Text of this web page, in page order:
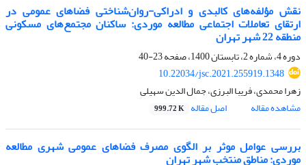
نقش مؤلفه‌های کالبدی و ادراکی-روان‌شناختی فضاهای عمومی در
ارتقای تعاملات اجتماعی مطالعه موردی: ساکنان مجتمع‌های مسکونی
منطقه 22 شهر تهران
دوره 4، شماره 2، تابستان 1400، صفحه
23-40
10.22034/jsc.2021.255919.1348
زهرا محمدی، فریبا البرزی، جمال الدین سهیلی
مشاهده مقاله
اصل مقاله 999.72 K
بررسی عوامل موثر بر الگوی مصرف فضاهای عمومی شهری مطالعه
موردی: مناطق منتخب شهر تهران